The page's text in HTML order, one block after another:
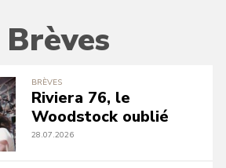
BRÈVES
Riviera 76, le
Woodstock oublié
28.07.2026